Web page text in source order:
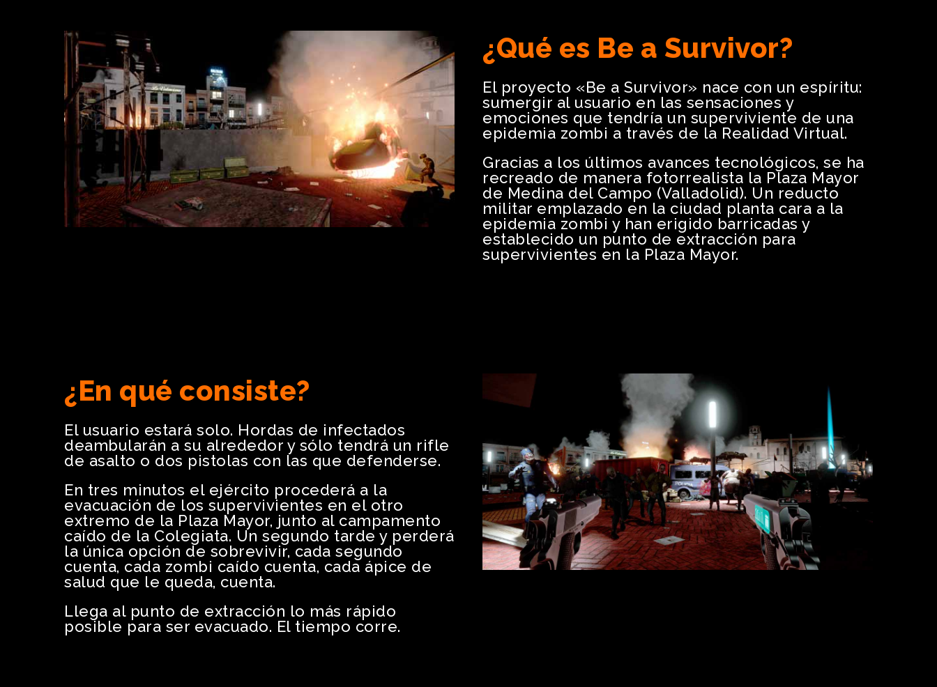
¿Qué es Be a Survivor?
El proyecto «Be a Survivor» nace con un espíritu:
sumergir al usuario en las sensaciones y
emociones que tendría un superviviente de una
epidemia zombi a través de la Realidad Virtual.
Gracias a los últimos avances tecnológicos, se ha
recreado de manera fotorrealista la Plaza Mayor
de Medina del Campo (Valladolid). Un reducto
militar emplazado en la ciudad planta cara a la
epidemia zombi y han erigido barricadas y
establecido un punto de extracción para
supervivientes en la Plaza Mayor.
¿En qué consiste?
El usuario estará solo. Hordas de infectados
deambularán a su alrededor y sólo tendrá un rifle
de asalto o dos pistolas con las que defenderse.
En tres minutos el ejército procederá a la
evacuación de los supervivientes en el otro
extremo de la Plaza Mayor, junto al campamento
caído de la Colegiata. Un segundo tarde y perderá
la única opción de sobrevivir, cada segundo
cuenta, cada zombi caído cuenta, cada ápice de
salud que le queda, cuenta.
Llega al punto de extracción lo más rápido
posible para ser evacuado. El tiempo corre.